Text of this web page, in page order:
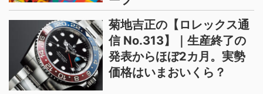
菊地吉正の【ロレックス通
信 No.313】｜生産終了の
発表からほぼ2カ月。実勢
価格はいまおいくら？